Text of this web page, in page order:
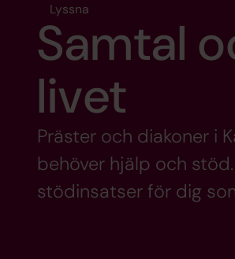
Lyssna
Samtal
livet
Präster och diakoner i
behöver hjälp och
stödinsatser för dig